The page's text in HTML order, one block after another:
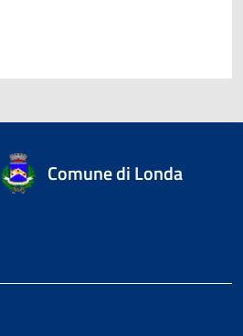
Comune di Londa